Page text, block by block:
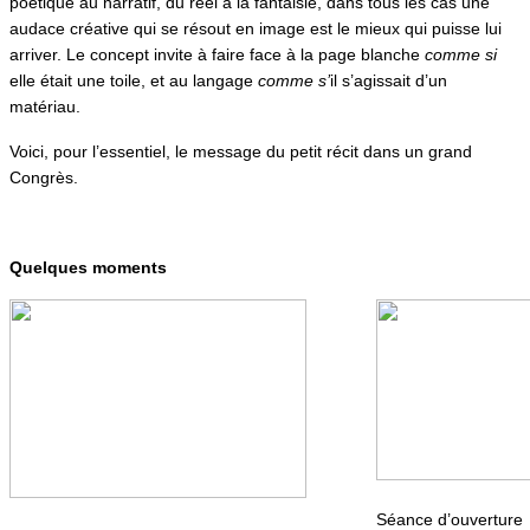
audace créative qui se résout en image est le mieux qui puisse lui
arriver. Le concept invite à faire face à la page blanche comme si
elle était une toile, et au langage comme s’il s’agissait d’un
matériau.
Voici, pour l’essentiel, le message du petit récit dans un grand
Congrès.
Quelques moments
Séance d’ouverture